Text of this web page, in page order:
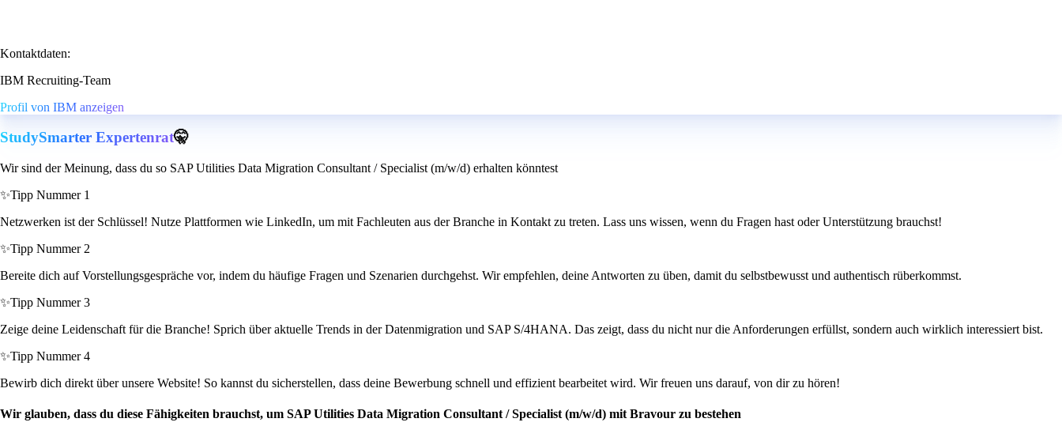
Kontaktdaten:
IBM Recruiting-Team
Profil von IBM anzeigen
StudySmarter Expertenrat🤫
Wir sind der Meinung, dass du so SAP Utilities Data Migration Consultant / Specialist (m/w/d) erhalten könntest
✨Tipp Nummer 1
Netzwerken ist der Schlüssel! Nutze Plattformen wie LinkedIn, um mit Fachleuten aus der Branche in Kontakt zu treten. Lass uns wissen, wenn du Fragen hast oder Unterstützung brauchst!
✨Tipp Nummer 2
Bereite dich auf Vorstellungsgespräche vor, indem du häufige Fragen und Szenarien durchgehst. Wir empfehlen, deine Antworten zu üben, damit du selbstbewusst und authentisch rüberkommst.
✨Tipp Nummer 3
Zeige deine Leidenschaft für die Branche! Sprich über aktuelle Trends in der Datenmigration und SAP S/4HANA. Das zeigt, dass du nicht nur die Anforderungen erfüllst, sondern auch wirklich interessiert bist.
✨Tipp Nummer 4
Bewirb dich direkt über unsere Website! So kannst du sicherstellen, dass deine Bewerbung schnell und effizient bearbeitet wird. Wir freuen uns darauf, von dir zu hören!
Wir glauben, dass du diese Fähigkeiten brauchst, um SAP Utilities Data Migration Consultant / Specialist (m/w/d) mit Bravour zu bestehen